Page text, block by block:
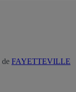
de FAYETTEVILLE